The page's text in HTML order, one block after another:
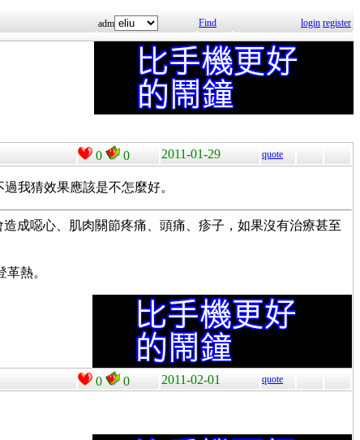
adm Find login register
0 0 2011-01-29 quote
我猜效果應該是不怎麼好。
成噁心、肌肉關節疼痛、頭痛、疹子，如果沒有治療甚至
熱。
0 0 2011-02-01 quote